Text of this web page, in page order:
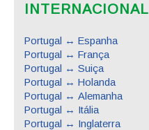
INTERNACIONAL
Portugal ↔ Espanha
Portugal ↔ França
Portugal ↔ Suiça
Portugal ↔ Holanda
Portugal ↔ Alemanha
Portugal ↔ Itália
Portugal ↔ Inglaterra